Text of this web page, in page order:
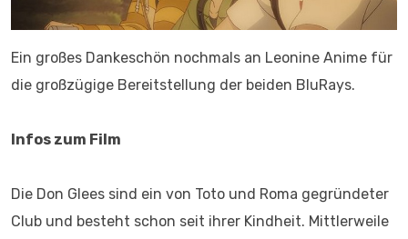
Ein großes Dankeschön nochmals an Leonine Anime für
die großzügige Bereitstellung der beiden BluRays.
Infos zum Film
Die Don Glees sind ein von Toto und Roma gegründeter
Club und besteht schon seit ihrer Kindheit. Mittlerweile